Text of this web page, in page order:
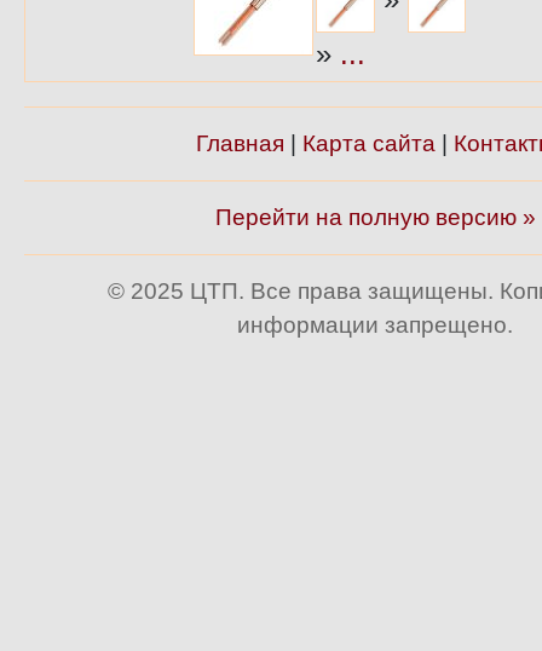
» ...
Главная Карта сайта
Перейти на полную версию »
© 2025 ЦТП. Все права защищены.
информации запрещено.